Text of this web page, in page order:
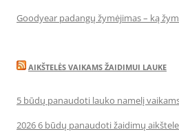
Goodyear padangų žymėjimas – ką
AIKŠTELĖS VAIKAMS ŽAIDIMUI LAUKE
5 būdų panaudoti lauko namelį
2026 6 būdų panaudoti žaidimų